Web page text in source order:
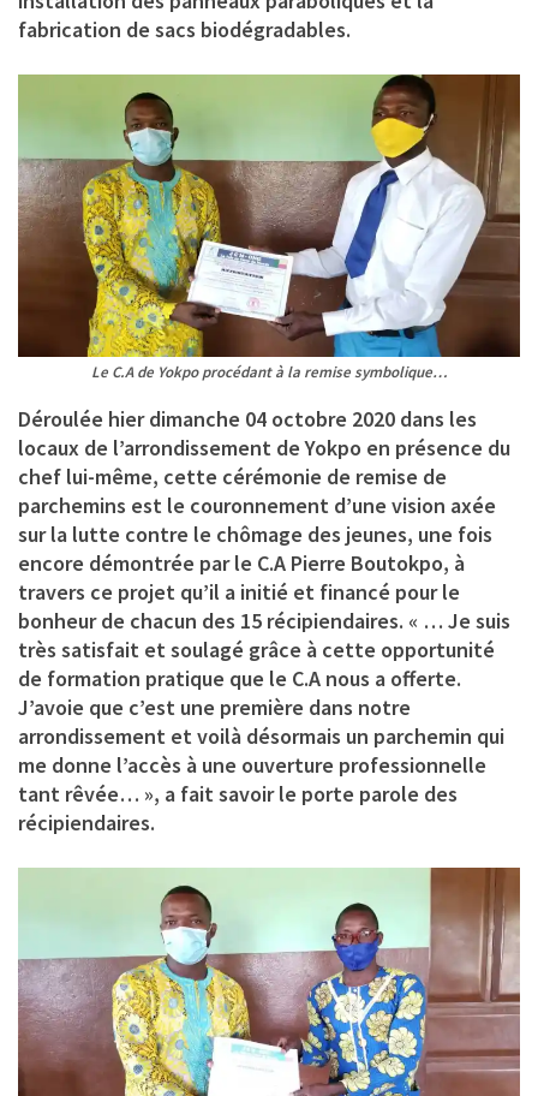
fabrication de sacs biodégradables.
Le C.A de Yokpo procédant à la remise symbolique…
Déroulée hier dimanche 04 octobre 2020 dans les
locaux de l’arrondissement de Yokpo en présence du
chef lui-même, cette cérémonie de remise de
parchemins est le couronnement d’une vision axée
sur la lutte contre le chômage des jeunes, une fois
encore démontrée par le C.A Pierre Boutokpo, à
travers ce projet qu’il a initié et financé pour le
bonheur de chacun des 15 récipiendaires. « … Je suis
très satisfait et soulagé grâce à cette opportunité
de formation pratique que le C.A nous a offerte.
J’avoie que c’est une première dans notre
arrondissement et voilà désormais un parchemin qui
me donne l’accès à une ouverture professionnelle
tant rêvée… », a fait savoir le porte parole des
récipiendaires.